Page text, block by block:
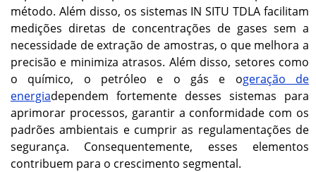
método. Além disso, os sistemas IN SITU TDLA facilitam
medições diretas de concentrações de gases sem a
necessidade de extração de amostras, o que melhora a
precisão e minimiza atrasos. Além disso, setores como
o químico, o petróleo e o gás e ogeração de
energiadependem fortemente desses sistemas para
aprimorar processos, garantir a conformidade com os
padrões ambientais e cumprir as regulamentações de
segurança. Consequentemente, esses elementos
contribuem para o crescimento segmental.